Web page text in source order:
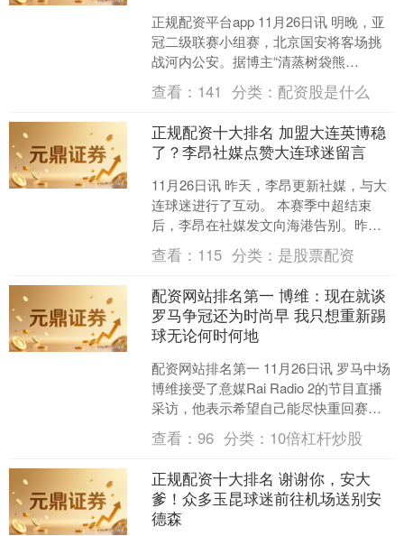
正规配资平台app 11月26日讯 明晚，亚
冠二级联赛小组赛，北京国安将客场挑
战河内公安。据博主“清蒸树袋熊
_GuoAn”报道，今天上午，北京国安启程
前往越南首....
查看： 141 分类： 配资股是什么
正规配资十大排名 加盟大连英博稳
了？李昂社媒点赞大连球迷留言
11月26日讯 昨天，李昂更新社媒，与大
连球迷进行了互动。 本赛季中超结束
后，李昂在社媒发文向海港告别。昨
天，李昂更新社媒并配文：“让我们期待
新的故事啦！”有球....
查看： 115 分类： 是股票配资
配资网站排名第一 博维：现在就谈
罗马争冠还为时尚早 我只想重新踢
球无论何时何地
配资网站排名第一 11月26日讯 罗马中场
博维接受了意媒Rai Radio 2的节目直播
采访，他表示希望自己能尽快重回赛
场。 罗马目前排在意甲榜首 “罗马排名
第....
查看：96 分类： 10倍杠杆炒股
正规配资十大排名 谢谢你，安大
爹！众多玉昆球迷前往机场送别安
德森